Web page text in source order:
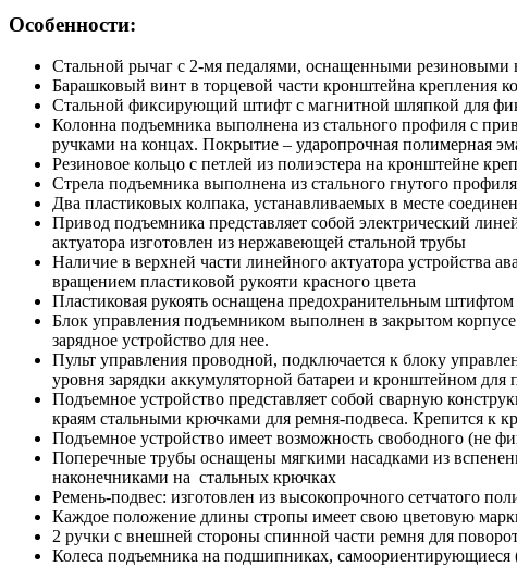
Особенности:
Стальной рычаг с 2-мя педалями, оснащенными резиновыми
Барашковый винт в торцевой части кронштейна крепления
Стальной фиксирующий штифт с магнитной шляпкой для
Колонна подъемника выполнена из стального профиля с
ручками на концах. Покрытие – ударопрочная полимерная
Резиновое кольцо с петлей из полиэстера на кронштейне
Стрела подъемника выполнена из стального гнутого
Два пластиковых колпака, устанавливаемых в месте
Привод подъемника представляет собой электрический
актуатора изготовлен из нержавеющей стальной трубы
Наличие в верхней части линейного актуатора устройства
вращением пластиковой рукояти красного цвета
Пластиковая рукоять оснащена предохранительным
Блок управления подъемником выполнен в закрытом
зарядное устройство для нее.
Пульт управления проводной, подключается к блоку
уровня зарядки аккумуляторной батареи и кронштейном
Подъемное устройство представляет собой сварную
краям стальными крючками для ремня-подвеса. Крепится к
Подъемное устройство имеет возможность свободного (не
Поперечные трубы оснащены мягкими насадками из
наконечниками на стальных крючках
Ремень-подвес: изготовлен из высокопрочного сетчатого
Каждое положение длины стропы имеет свою цветовую
2 ручки с внешней стороны спинной части ремня для
Колеса подъемника на подшипниках,